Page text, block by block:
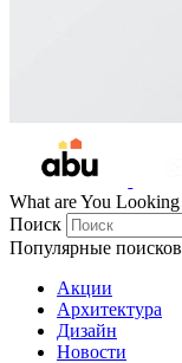
What are You
Поиск
Популярные
Акции
Архитектура
Дизайн
Новости